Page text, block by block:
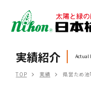
実績紹介 Actual
TOP 実績 県営ため